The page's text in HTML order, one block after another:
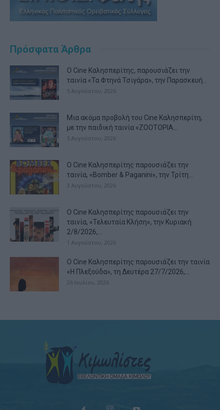
Πρόσφατα Άρθρα
Ο Cine Καλησπερίτης, παρουσιάζει την
ταινία «Τα Φτηνά Τσιγάρα», την Παρασκευή...
5 Αυγούστου, 2026
Μια ακόμα προβολή του Cine Καλησπερίτη,
με την παιδική ταινία «ZOOTOPIA...
5 Αυγούστου, 2026
Ο Cine Καλησπερίτης παρουσιάζει την
ταινία, «Bomber & Paganini», την Τρίτη...
3 Αυγούστου, 2026
Ο Cine Καλησπερίτης παρουσιάζει την
ταινία, «Τελευταία Κλήση», την Κυριακή
2/8/2026,...
1 Αυγούστου, 2026
Ο Cine Καλησπερίτης παρουσιάζει την ταινία
«Η Πλεξούδα», τη Δευτέρα 27/7/2026,...
26 Ιουλίου, 2026